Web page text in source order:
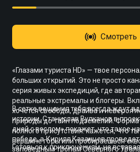
Смотреть
«Глазами туриста HD» — твое
больших открытий. Это не просто
серия живых экспедиций, где
реальные экстремалы и блогеры.
хочется свободы, драйва и
природы до тайн подземелий.
полного присутствия: кажется, что
вершине горы или пробираешься
В сетке вещания тебя всегда ждут
истории. Станислав Вулканов в
дней с веслом» покажет, что такое
победе, а Кирилл Казанцев
заповедным тропам Северного
Готовься к приключениям, не